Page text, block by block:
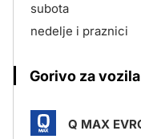
subota
nedelje i praznici
Gorivo za vozila
Q MAX